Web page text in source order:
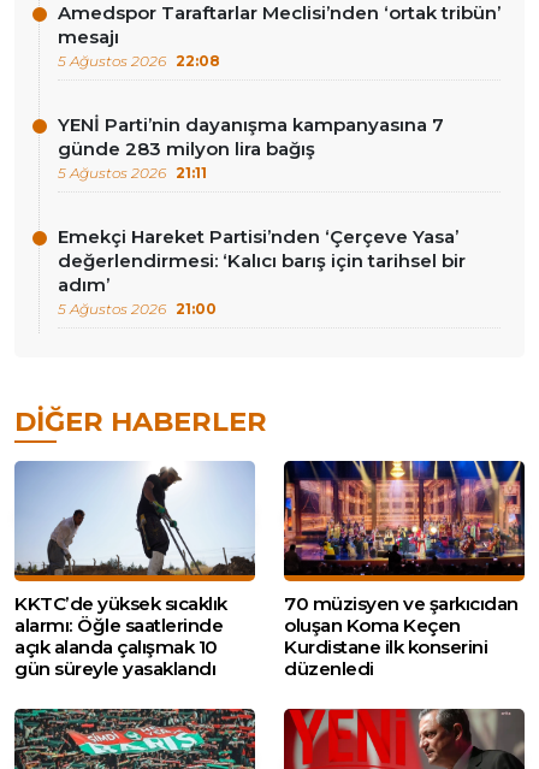
Amedspor Taraftarlar Meclisi’nden ‘ortak tribün’
mesajı
5 Ağustos 2026 22:08
YENİ Parti’nin dayanışma kampanyasına 7
günde 283 milyon lira bağış
5 Ağustos 2026 21:11
Emekçi Hareket Partisi’nden ‘Çerçeve Yasa’
değerlendirmesi: ‘Kalıcı barış için tarihsel bir
adım’
5 Ağustos 2026 21:00
DIĞER HABERLER
KKTC’de yüksek sıcaklık
alarmı: Öğle saatlerinde
açık alanda çalışmak 10
gün süreyle yasaklandı
70 müzisyen ve şarkıcıdan
oluşan Koma Keçen
Kurdistane ilk konserini
düzenledi